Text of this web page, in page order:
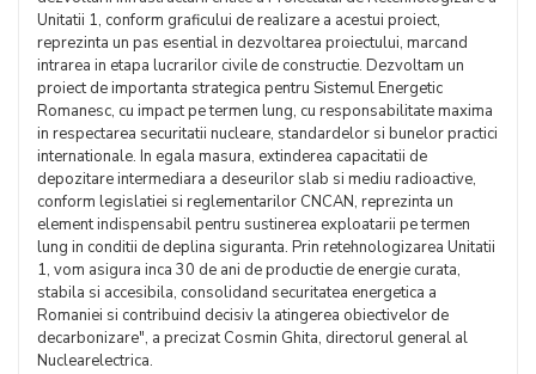
Unitatii 1, conform graficului de realizare a acestui proiect,
reprezinta un pas esential in dezvoltarea proiectului, marcand
intrarea in etapa lucrarilor civile de constructie. Dezvoltam un
proiect de importanta strategica pentru Sistemul Energetic
Romanesc, cu impact pe termen lung, cu responsabilitate maxima
in respectarea securitatii nucleare, standardelor si bunelor practici
internationale. In egala masura, extinderea capacitatii de
depozitare intermediara a deseurilor slab si mediu radioactive,
conform legislatiei si reglementarilor CNCAN, reprezinta un
element indispensabil pentru sustinerea exploatarii pe termen
lung in conditii de deplina siguranta. Prin retehnologizarea Unitatii
1, vom asigura inca 30 de ani de productie de energie curata,
stabila si accesibila, consolidand securitatea energetica a
Romaniei si contribuind decisiv la atingerea obiectivelor de
decarbonizare", a precizat Cosmin Ghita, directorul general al
Nuclearelectrica.